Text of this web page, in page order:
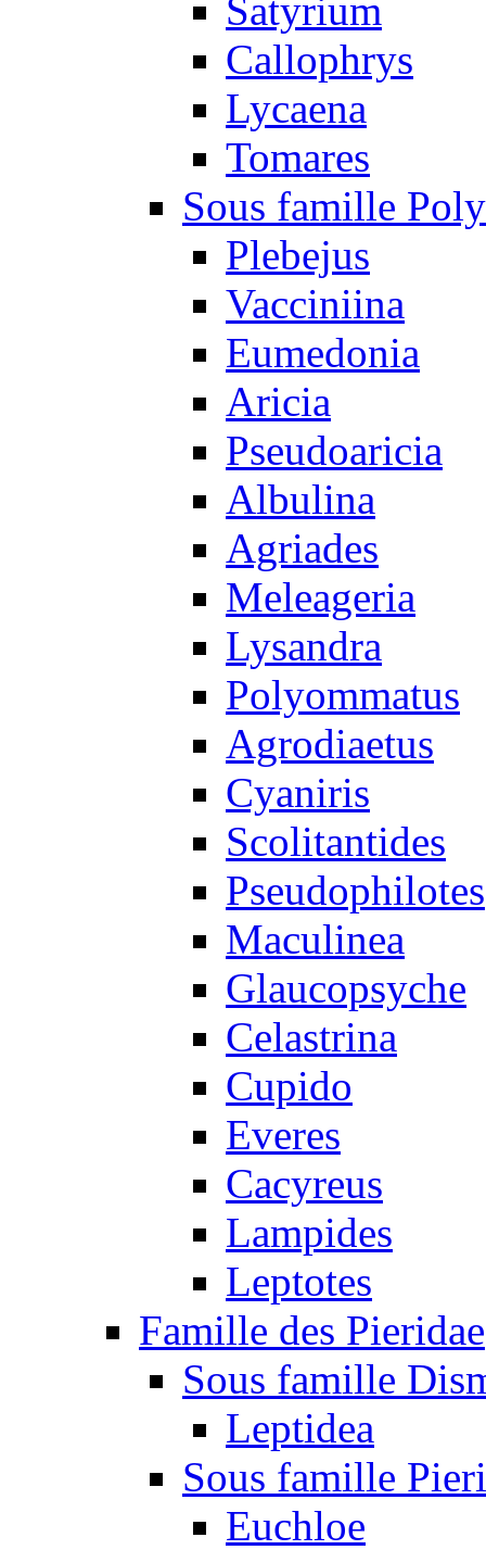
Satyrium
Callophrys
Lycaena
Tomares
Sous famille
Plebejus
Vacciniina
Eumedonia
Aricia
Pseudoaricia
Albulina
Agriades
Meleageria
Lysandra
Polyommatus
Agrodiaetus
Cyaniris
Scolitantides
Pseudophilotes
Maculinea
Glaucopsyche
Celastrina
Cupido
Everes
Cacyreus
Lampides
Leptotes
Famille des Pieridae
Sous famille
Leptidea
Sous famille
Euchloe